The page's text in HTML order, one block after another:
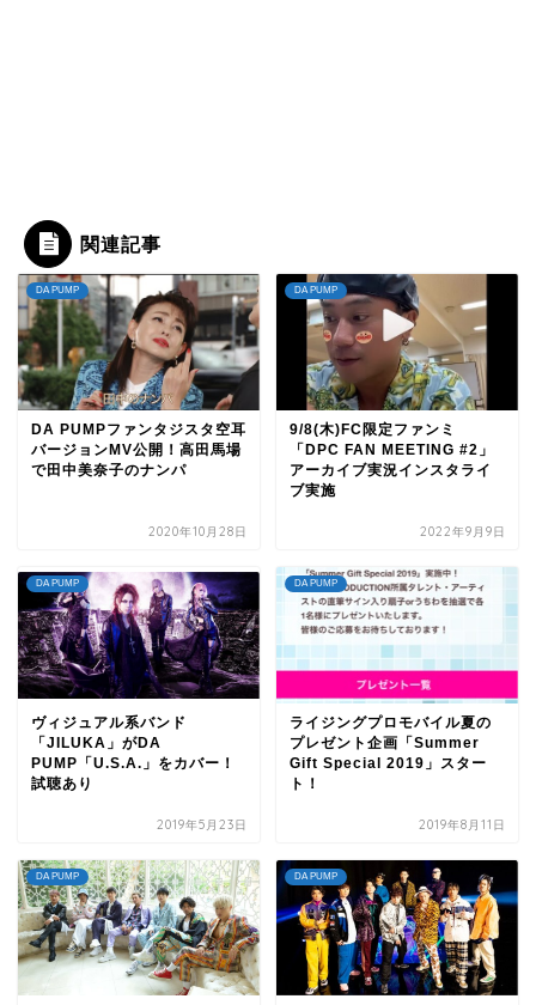
関連記事
DA PUMP
DA PUMPファンタジスタ空耳
バージョンMV公開！高田馬場
で田中美奈子のナンパ
2020年10月28日
DA PUMP
9/8(木)FC限定ファンミ
「DPC FAN MEETING #2」
アーカイブ実況インスタライ
ブ実施
2022年9月9日
DA PUMP
ヴィジュアル系バンド
「JILUKA」がDA
PUMP「U.S.A.」をカバー！
試聴あり
2019年5月23日
DA PUMP
ライジングプロモバイル夏の
プレゼント企画「Summer
Gift Special 2019」スター
ト！
2019年8月11日
DA PUMP DA PUMP